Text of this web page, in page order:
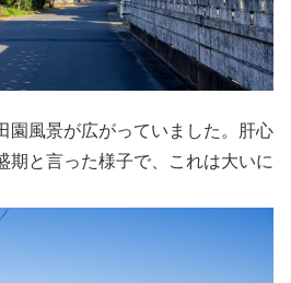
園風景が広がっていました。肝心
期と言った様子で、これは大いに